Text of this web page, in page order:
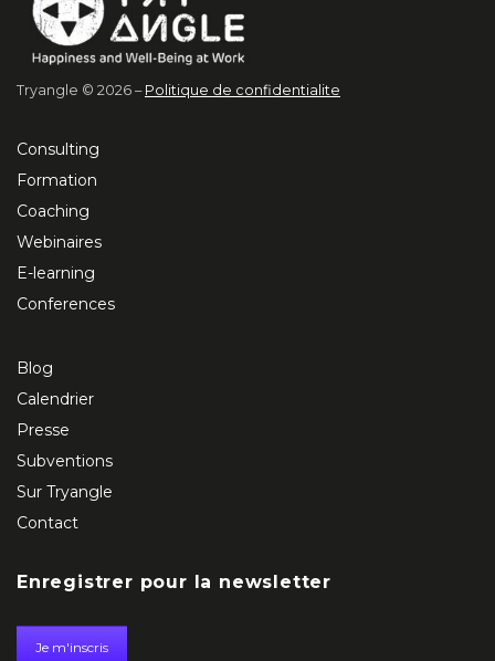
Tryangle © 2026 – Politique de confidentialite
Consulting
Formation
Coaching
Webinaires
E-learning
Conferences
Blog
Calendrier
Presse
Subventions
Sur Tryangle
Contact
Enregistrer pour la newsletter
Je m'inscris